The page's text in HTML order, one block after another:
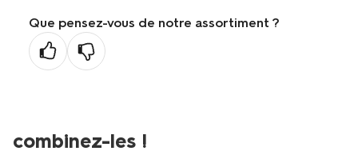
Que pensez-vous de notre assortiment ?
combinez-les !